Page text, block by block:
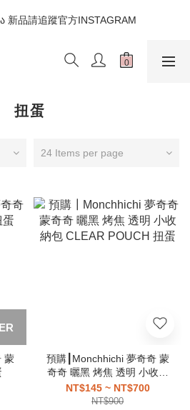
請另開瀏覽器 (不要直接從ig連結網站
下單)
新品請追蹤官方INSTAGRAM
請另開瀏覽器 (不要直接從ig連結網站
扭蛋
24 Items per page
蒙
預購┃Monchhichi 夢奇奇 蒙
奇奇 曬黑 烤焦 透明 小收納
包 CLEAR POUCH 扭蛋
NT$145 ~ NT$700
NT$900